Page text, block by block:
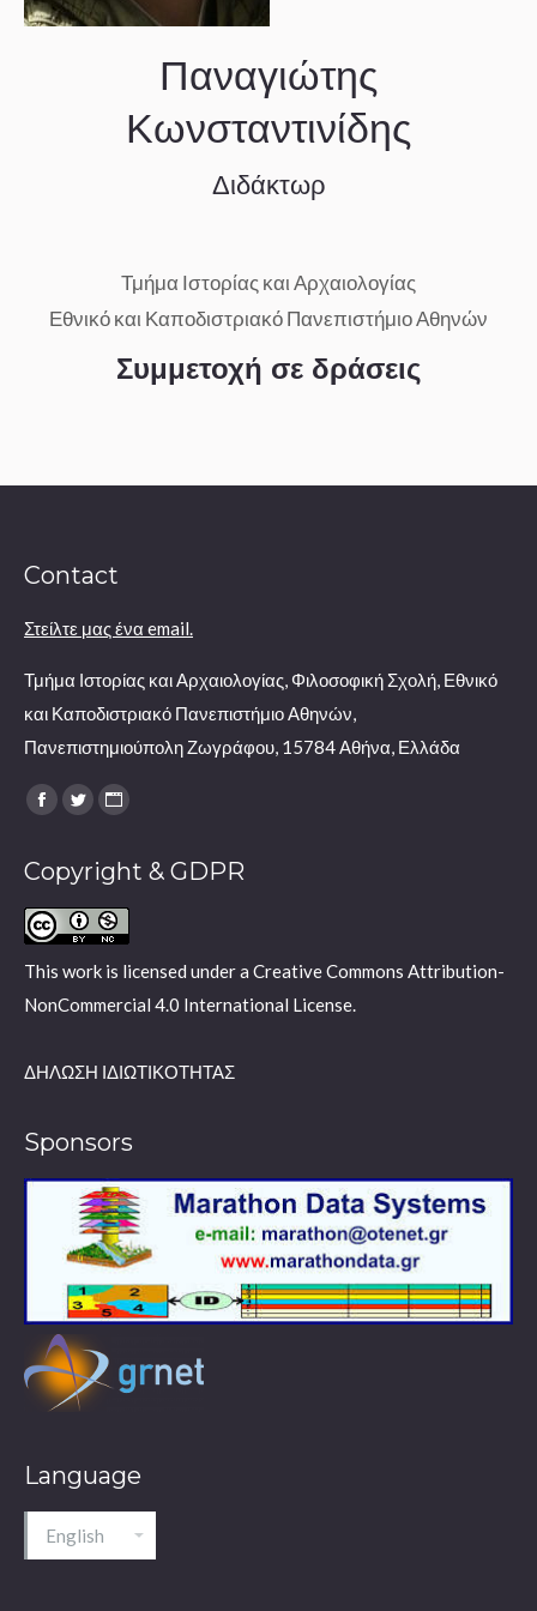
Παναγιώτης
Κωνσταντινίδης
Διδάκτωρ
Τμήμα Ιστορίας και Αρχαιολογίας
Εθνικό και Καποδιστριακό Πανεπιστήμιο Αθηνών
Συμμετοχή σε δράσεις
Contact
Στείλτε μας ένα email.
Τμήμα Ιστορίας και Αρχαιολογίας, Φιλοσοφική Σχολή, Εθνικό
και Καποδιστριακό Πανεπιστήμιο Αθηνών,
Πανεπιστημιούπολη Ζωγράφου, 15784 Αθήνα, Ελλάδα
Find us on:
Facebook
opens
in
new
window
Twitter
opens
in
new
window
Website
opens
in
new
window
Copyright & GDPR
This work is licensed under a Creative Commons Attribution-
NonCommercial 4.0 International License.
ΔΗΛΩΣΗ ΙΔΙΩΤΙΚΟΤΗΤΑΣ
Sponsors
Language
Language